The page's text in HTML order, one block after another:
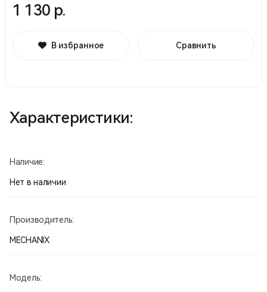
1 130 р.
В избранное Сравнить
Характеристики:
Наличие:
Нет в наличии
Производитель:
MECHANIX
Модель: